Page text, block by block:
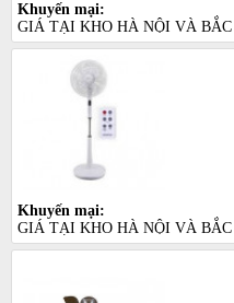
Khuyến mại:
GIÁ TẠI KHO HÀ NỘI VÀ
Khuyến mại:
GIÁ TẠI KHO HÀ NỘI VÀ